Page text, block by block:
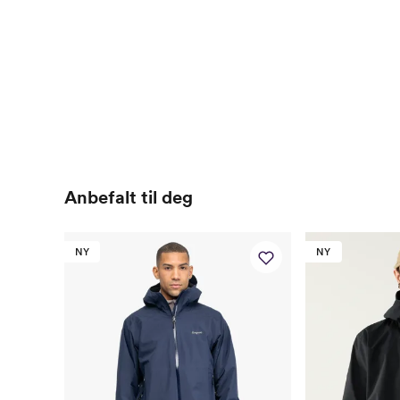
Anbefalt til deg
NY NY